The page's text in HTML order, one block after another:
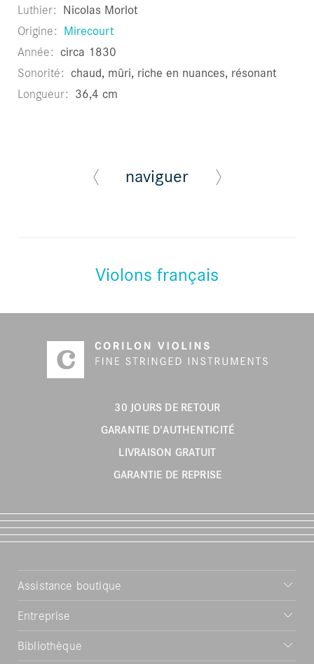
Luthier Nicolas Morlot
Origine Mirecourt
Année circa 1830
Sonorité chaud, mûri, riche en nuances, résonant
Longueur 36,4 cm
naviguer
Violons français
30 JOURS DE RETOUR
GARANTIE D'AUTHENTICITÉ
LIVRAISON GRATUIT
GARANTIE DE REPRISE
Assistance boutique
Entreprise
Bibliothèque